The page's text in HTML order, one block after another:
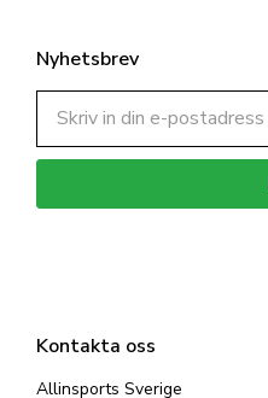
Kontakta oss
Allinsports Sverige
Nyhetsbrev